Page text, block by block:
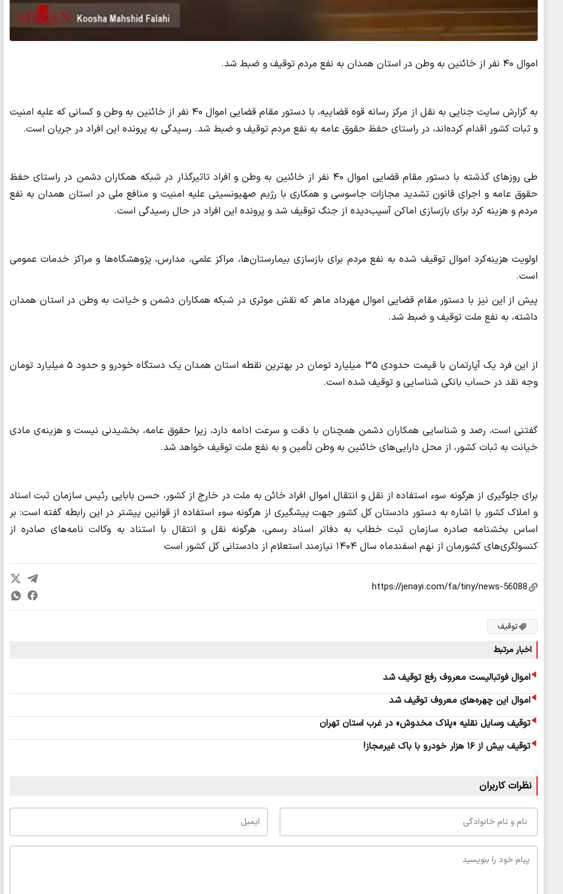
اموال ۴۰ نفر از خائنین به وطن در استان همدان به نفع مردم توقیف و ضبط شد.
به گزارش سایت جنایی به نقل از مرکز رسانه قوه قضاییه، با دستور مقام قضایی اموال ۴۰ نفر از خائنین به وطن و کسانی که علیه امنیت
و ثبات کشور اقدام کرده‌اند، در راستای حفظ حقوق عامه به نفع مردم توقیف و ضبط شد. رسیدگی به پرونده این افراد در جریان است.
طی روزهای گذشته با دستور مقام قضایی اموال ۴۰ نفر از خائنین به وطن و افراد تاثیرگذار در شبکه همکاران دشمن در راستای حفظ
حقوق عامه و اجرای قانون تشدید مجازات جاسوسی و همکاری با رژیم صهیونسیتی علیه امنیت و منافع ملی در استان همدان به نفع
مردم و هزینه کرد برای بازسازی اماکن آسیب‌دیده از جنگ توقیف شد و پرونده این افراد در حال رسیدگی است.
اولویت هزینه‌کرد اموال توقیف شده به نفع مردم برای بازسازی بیمارستان‌ها، مراکز علمی، مدارس، پژوهشگاه‌ها و مراکز خدمات عمومی
است.
پیش از این نیز با دستور مقام قضایی اموال مهرداد ماهر که نقش موثری در شبکه همکاران دشمن و خیانت به وطن در استان همدان
داشته، به نفع ملت توقیف و ضبط شد.
از این فرد یک آپارتمان با قیمت حدودی ۳۵ میلیارد تومان در بهترین نقطه استان همدان یک دستگاه خودرو و حدود ۵ میلیارد تومان
وجه نقد در حساب بانکی شناسایی و توقیف شده است.
گفتنی است، رصد و شناسایی همکاران دشمن همچنان با دقت و سرعت ادامه دارد، زیرا حقوق عامه، بخشیدنی نیست و هزینه‌ی مادی
خیانت به ثبات کشور، از محل دارایی‌های خائنین به وطن تأمین و به نفع ملت توقیف خواهد شد.
برای جلوگیری از هرگونه سوء استفاده از نقل و انتقال اموال افراد خائن به ملت در خارج از کشور، حسن بابایی رئیس سازمان ثبت اسناد
و املاک کشور با اشاره به دستور دادستان کل کشور جهت پیشگیری از هرگونه سوء استفاده از قوانین پیشتر در این رابطه گفته است: بر
اساس بخشنامه صادره سازمان ثبت خطاب به دفاتر اسناد رسمی، هرگونه نقل و انتقال با استناد به وکالت نامه‌های صادره از
کنسولگری‌های کشورمان از نهم اسفندماه سال ۱۴۰۴ نیازمند استعلام از دادستانی کل کشور است
توقیف
اخبار مرتبط
اموال فوتبالیست معروف رفع توقیف شد
اموال این چهره‌های معروف توقیف شد
توقیف وسایل نقلیه «پلاک مخدوش» در غرب استان تهران
توقیف بیش از ۱۶ هزار خودرو با باک غیرمجاز!
نظرات کاربران